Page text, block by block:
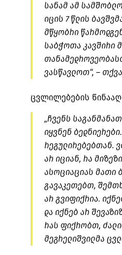
სანამ ამ
იცის 7 წლის
მწყობრი
საბჭოთა კავშირი
ვასწავლოთ“, –
ცვლილებების
„ჩვენს
იყვნენ
რეგულირებებთან.
არ იციან, რა
ასოციაციას მათი
გავაკეთებთ,
არ გვიფიქრია.
და იქნებ არ
რას ფიქრობთ,
მეგრელიშვილმა